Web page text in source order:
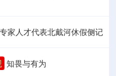
家人才代表北戴河休假侧记
知畏与有为